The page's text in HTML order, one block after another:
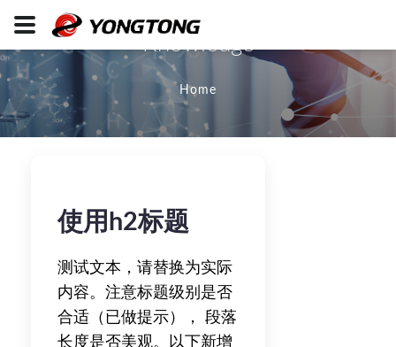
Knowledge
Home
使用h2标题
测试文本，请替换为实际
内容。注意标题级别是否
合适（已做提示）， 段落
长度是否美观。以下新增